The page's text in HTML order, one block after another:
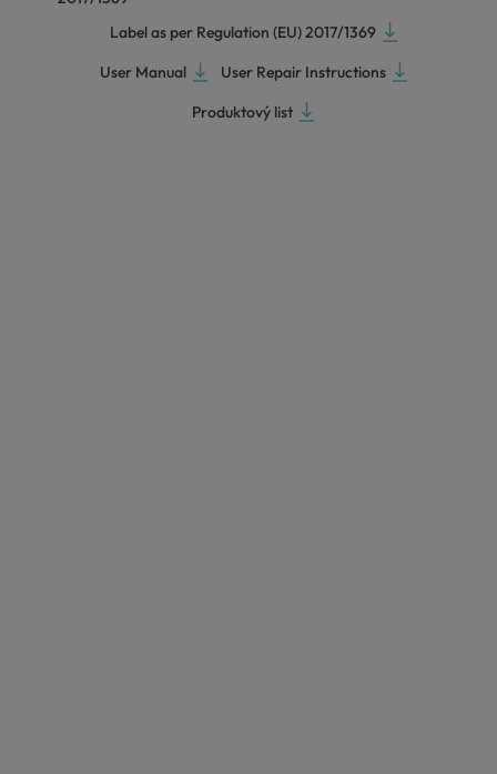
Label as per Regulation (EU) 2017/1369
User Manual
User Repair Instructions
Produktový list